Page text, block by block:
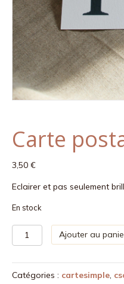
Carte
3,50 €
Eclairer et pas seulement
En stock
quantité
de
postale
Eclairer
Ajouter au
Catégories : cartesimple,